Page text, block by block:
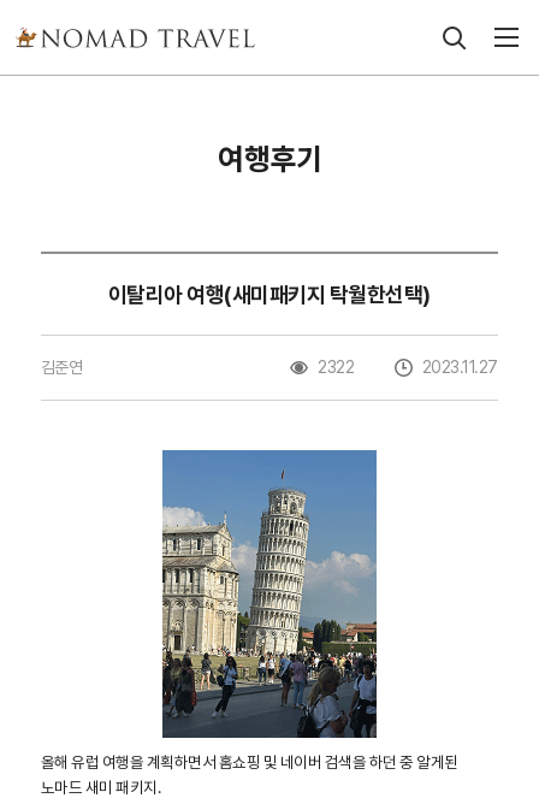
여행후기
이탈리아 여행(새미패키지 탁월한선택)
김준연 2322 2023.11.27
올해 유럽 여행을 계획하면서 홈쇼핑 및 네이버 검색을 하던 중 알게된
노마드 새미 패키지.